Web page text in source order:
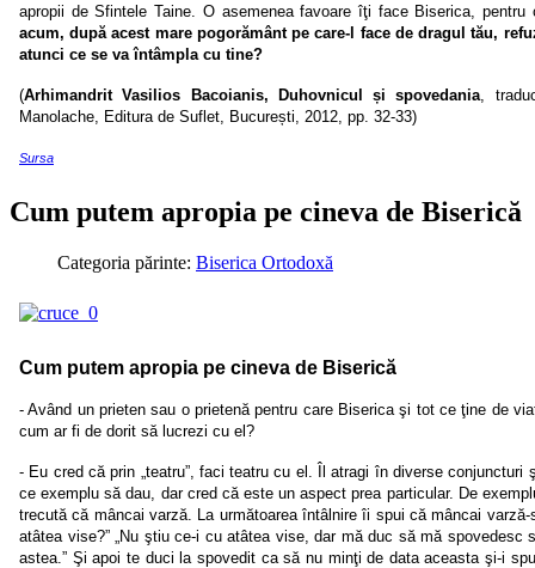
apropii de Sfintele Taine. O asemenea favoare îţi face Bi­serica,
acum, după acest mare pogorământ pe care-l face de dragul tău,
atunci ce se va întâmpla cu tine?
(Arhimandrit Vasilios Bacoianis, Duhovnicul și spovedania ,
Manolache, Editura de Suflet, București, 2012, pp. 32-33)
Sursa
Cum putem apropia pe cineva de Biserică
Categoria părinte: Biserica Ortodoxă
Cum putem apropia pe cineva de Biserică
- Având un prieten sau o prietenă pentru care Biserica şi tot ce ţine de
cum ar fi de dorit să lucrezi cu el?
- Eu cred că prin „teatru”, faci teatru cu el. Îl atragi în diverse
ce exemplu să dau, dar cred că este un aspect prea particular. De
trecută că mâncai varză. La următoarea întâlnire îi spui că mâncai
atâtea vise?” „Nu ştiu ce-i cu atâtea vise, dar mă duc să mă spovedesc
astea.” Şi apoi te duci la spovedit ca să nu minţi de data aceasta şi-i